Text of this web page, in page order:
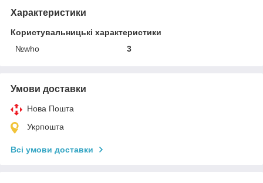
Характеристики
Користувальницькі характеристики
№who
3
Умови доставки
Нова Пошта
Укрпошта
Всі умови доставки